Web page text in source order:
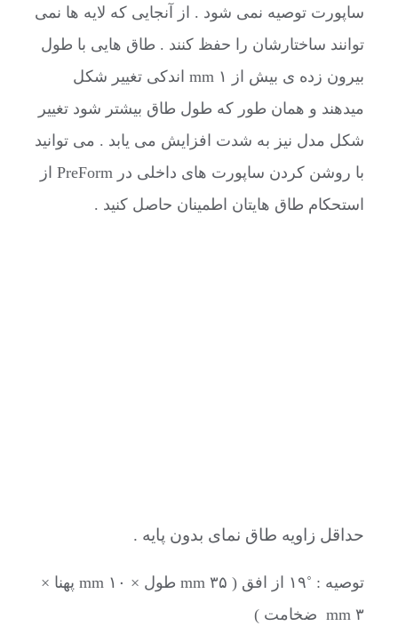
ساپورت توصیه نمی شود . از آنجایی که لایه ها نمی
توانند ساختارشان را حفظ کنند . طاق هایی با طول
بیرون زده ی بیش از ۱ mm اندکی تغییر شکل
میدهند و همان طور که طول طاق بیشتر شود تغییر
شکل مدل نیز به شدت افزایش می یابد . می توانید
با روشن کردن ساپورت های داخلی در PreForm از
استحکام طاق هایتان اطمینان حاصل کنید .
حداقل زاویه طاق نمای بدون پایه .
توصیه : ˚۱۹ از افق ( ۳۵ mm طول × ۱۰ mm پهنا ×
۳ mm ضخامت )